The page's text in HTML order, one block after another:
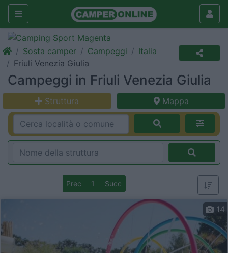
Sosta camper Campeggi
Italia
Friuli Venezia Giulia
Campeggi in Friuli Venezia Giulia
Struttura Mappa
Prec 1 Succ
14